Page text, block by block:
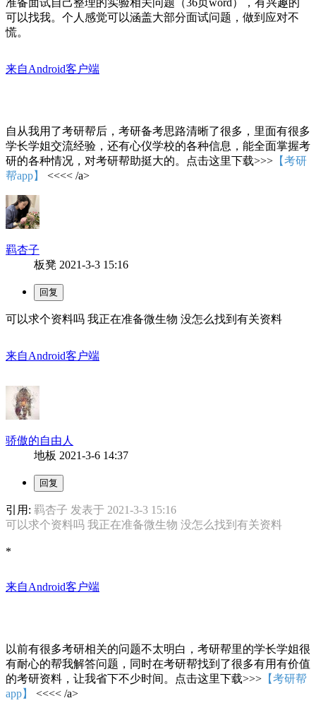
可以找我。个人感觉可以涵盖大部分面试问题，做到应对不
慌。
来自Android客户端
自从我用了考研帮后，考研备考思路清晰了很多，里面有很多
学长学姐交流经验，还有心仪学校的各种信息，能全面掌握考
研的各种情况，对考研帮助挺大的。点击这里下载>>> 【考研
帮app】
<<<< /a>
羁杏子
板凳 2021-3-3 15:16
可以求个资料吗 我正在准备微生物 没怎么找到有关资料
来自Android客户端
骄傲的自由人
地板 2021-3-6 14:37
引用: 羁杏子 发表于 2021-3-3 15:16
可以求个资料吗 我正在准备微生物 没怎么找到有关资料
*
来自Android客户端
以前有很多考研相关的问题不太明白，考研帮里的学长学姐很
有耐心的帮我解答问题，同时在考研帮找到了很多有用有价值
的考研资料，让我省下不少时间。点击这里下载>>> 【考研帮
app】
<<<< /a>